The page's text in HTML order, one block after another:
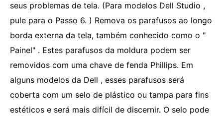
seus problemas de tela. (Para modelos Dell Studio ,
pule para o Passo 6. ) Remova os parafusos ao longo
borda externa da tela, também conhecido como o "
Painel" . Estes parafusos da moldura podem ser
removidos com uma chave de fenda Phillips. Em
alguns modelos da Dell , esses parafusos será
coberta com um selo de plástico ou tampa para fins
estéticos e será mais difícil de discernir. O selo pode